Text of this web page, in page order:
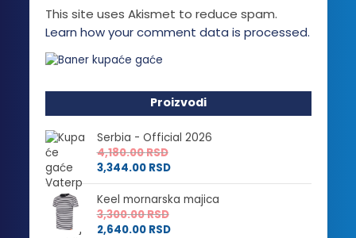
This site uses Akismet to reduce spam.
Learn how your comment data is processed.
Proizvodi
Serbia - Official 2026
4,180.00RSD
3,344.00 RSD
Keel mornarska majica
3,300.00RSD
2,640.00 RSD